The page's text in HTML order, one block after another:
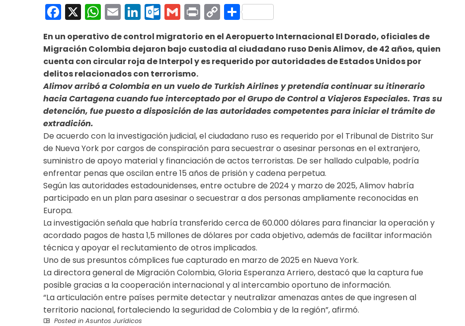
Facebook
X WhatsApp
EmailLinkedIn
Outlook.com
Gmail
PrintCopy
Link
Compartir
En un operativo de control migratorio en el Aeropuerto Internacional El Dorado, oficiales de
Migración Colombia dejaron bajo custodia al ciudadano ruso Denis Alimov, de 42 años, quien
cuenta con circular roja de Interpol y es requerido por autoridades de Estados Unidos por
delitos relacionados con terrorismo.
Alimov arribó a Colombia en un vuelo de Turkish Airlines y pretendía continuar su itinerario
hacia Cartagena cuando fue interceptado por el Grupo de Control a Viajeros Especiales. Tras su
detención, fue puesto a disposición de las autoridades competentes para iniciar el trámite de
extradición.
De acuerdo con la investigación judicial, el ciudadano ruso es requerido por el Tribunal de Distrito Sur
de Nueva York por cargos de conspiración para secuestrar o asesinar personas en el extranjero,
suministro de apoyo material y financiación de actos terroristas. De ser hallado culpable, podría
enfrentar penas que oscilan entre 15 años de prisión y cadena perpetua.
Según las autoridades estadounidenses, entre octubre de 2024 y marzo de 2025, Alimov habría
participado en un plan para asesinar o secuestrar a dos personas ampliamente reconocidas en
Europa.
La investigación señala que habría transferido cerca de 60.000 dólares para financiar la operación y
acordado pagos de hasta 1,5 millones de dólares por cada objetivo, además de facilitar información
técnica y apoyar el reclutamiento de otros implicados.
Uno de sus presuntos cómplices fue capturado en marzo de 2025 en Nueva York.
La directora general de Migración Colombia, Gloria Esperanza Arriero, destacó que la captura fue
posible gracias a la cooperación internacional y al intercambio oportuno de información.
“La articulación entre países permite detectar y neutralizar amenazas antes de que ingresen al
territorio nacional, fortaleciendo la seguridad de Colombia y de la región”, afirmó.
Posted in Asuntos Jurídicos